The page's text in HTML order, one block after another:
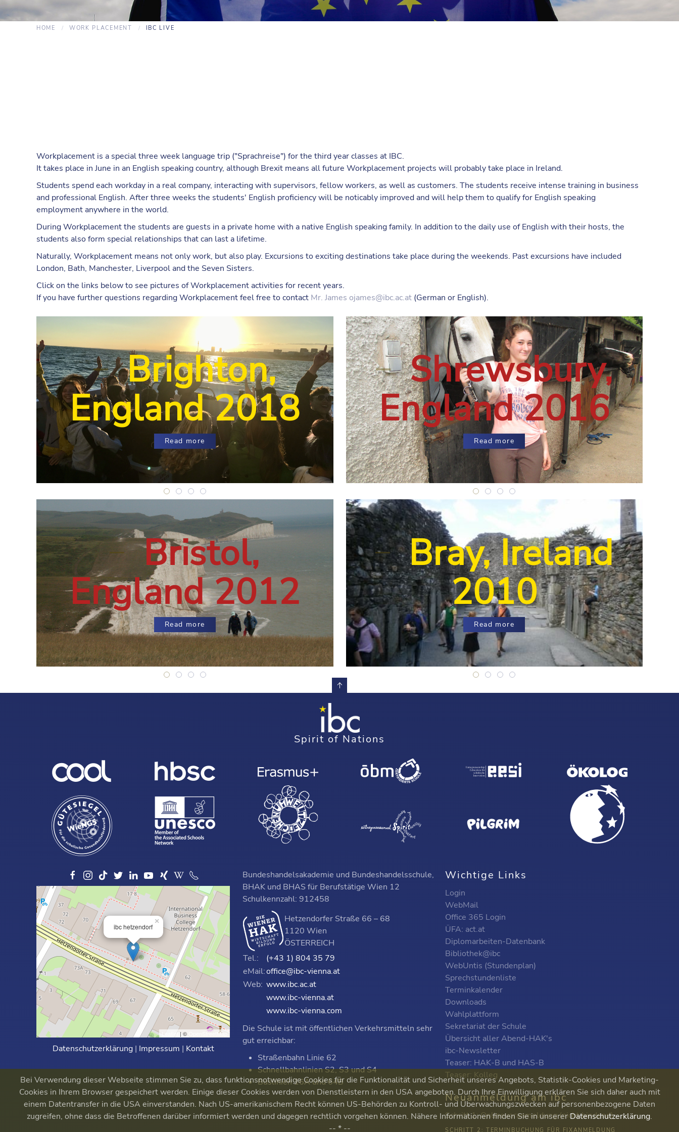
HOME WORK PLACEMENT IBC LIVE
Workplacement is a special three week language trip ("Sprachreise") for the third year classes at IBC.
It takes place in June in an English speaking country, although Brexit means all future Workplacement projects will probably take place in Ireland.
Students spend each workday in a real company, interacting with supervisors, fellow workers, as well as customers. The students receive intense training in business
and professional English. After three weeks the students' English proficiency will be noticably improved and will help them to qualify for English speaking
employment anywhere in the world.
During Workplacement the students are guests in a private home with a native English speaking family. In addition to the daily use of English with their hosts, the
students also form special relationships that can last a lifetime.
Naturally, Workplacement means not only work, but also play. Excursions to exciting destinations take place during the weekends. Past excursions have included
London, Bath, Manchester, Liverpool and the Seven Sisters.
Click on the links below to see pictures of Workplacement activities for recent years.
If you have further questions regarding Workplacement feel free to contact Mr. James ojames@ibc.ac.at (German or English).
Brighton,
England 2018
Read more
Brighton, England 2018
Brighton, England 2018
Brighton, England 2018
Brighton, England 2018
Bristol,
England 2012
Read more
Bristol, England 2012
Bristol, England 2012
Bristol, England 2012
Bristol, England 2012
Shrewsbury,
England 2016
Read more
Shrewsbury, England 2016
Shrewsbury, England 2016
Shrewsbury, England 2016
Shrewsbury, England 2016
Bray, Ireland
2010
Read more
Bray, Ireland 2010
Bray, Ireland 2010
Bray, Ireland 2010
Bray, Ireland 2010
Spirit of Nations
ibc hetzendorf
×
Leaflet | © OpenStreetMap
Datenschutzerklärung| Impressum | Kontakt
Bundeshandelsakademie und Bundeshandelsschule,
BHAK und BHAS für Berufstätige Wien 12
Schulkennzahl: 912458
Hetzendorfer Straße 66 – 68
1120 Wien
ÖSTERREICH
Tel.:
(+43 1) 804 35 79
eMail:office@ibc-vienna.at
Web: www.ibc.ac.at
www.ibc-vienna.at
www.ibc-vienna.com
Die Schule ist mit öffentlichen Verkehrsmitteln sehr
gut erreichbar:
Straßenbahn Linie 62
Schnellbahnlinien S2, S3 und S4
Buslinien 16A und 64B
Wichtige Links
Login
WebMail
Office 365 Login
ÜFA: act.at
Diplomarbeiten-Datenbank
Bibliothek@ibc
WebUntis (Stundenplan)
Sprechstundenliste
Terminkalender
Downloads
Wahlplattform
Sekretariat der Schule
Übersicht aller Abend-HAK's
ibc-Newsletter
Teaser: HAK-B und HAS-B
Teaser: Kolleg
Neuanmeldung am ibc
Schritt 1: Onlinevoranmeldung (nicht bindend)
SCHRITT 2: TERMINBUCHUNG FÜR FIXANMELDUNG
Bei Verwendung dieser Webseite stimmen Sie zu, dass funktionsnotwendige Cookies für die Funktionalität und Sicherheit unseres Angebots, Statistik-Cookies und Marketing-
Cookies in Ihrem Browser gespeichert werden. Einige dieser Cookies werden von Dienstleistern in den USA angeboten. Durch Ihre Einwilligung erklären Sie sich daher auch mit
einem Datentransfer in die USA einverstanden. Nach US-amerikanischem Recht können US-Behörden zu Kontroll- und Überwachungszwecken auf personenbezogene Daten
zugreifen, ohne dass die Betroffenen darüber informiert werden und dagegen rechtlich vorgehen können. Nähere Informationen finden Sie in unsererDatenschutzerklärung.
-- * --